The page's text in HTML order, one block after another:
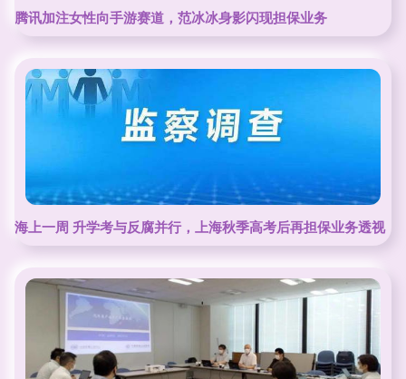
腾讯加注女性向手游赛道，范冰冰身影闪现担保业务
海上一周 升学考与反腐并行，上海秋季高考后再担保业务透视